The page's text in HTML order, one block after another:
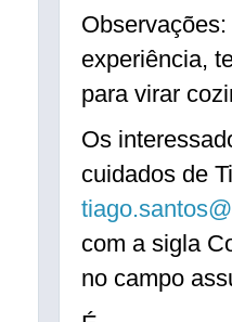
experiência,
para virar
Os
cuidados de
com a sigla
no campo